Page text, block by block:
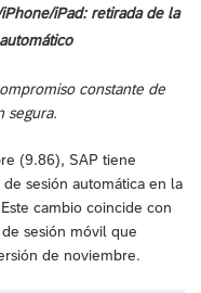
iPad: retirada de la
constante de
segura.
(9.86), SAP tiene
sesión automática en la
cambio coincide con
sesión móvil que
de noviembre.